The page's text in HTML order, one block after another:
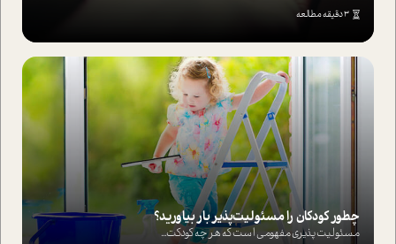
3 دقیقه مطالعه
چطور کودکان را مسئولیت‌پذیر بار بیاورید؟
مسئولیت پذیری مفهومی ا ست که هر چه کودکت...